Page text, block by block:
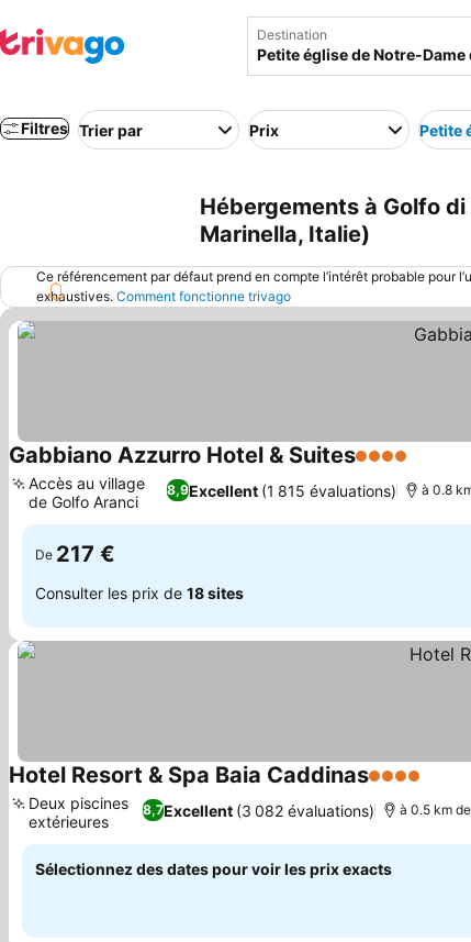
Destination
Filtres Trier par Prix Petite
Hébergements à Golfo
Marinella, Italie)
Ce référencement par défaut prend en compte l’intérêt probable pour
exhaustives. Comment fonctionne trivago
Gabbiano Azzurro Hotel & Suites4 Étoiles
8,9Excellent (1 815 évaluations)
Accès au village
de Golfo Aranci
à 0.8
De 217 €
Consulter les prix de 18 sites
Hotel Resort & Spa Baia Caddinas4 Étoiles
8,7Excellent (3 082 évaluations)
Deux piscines
extérieures
à 0.5 km
Sélectionnez des dates pour voir les prix exacts